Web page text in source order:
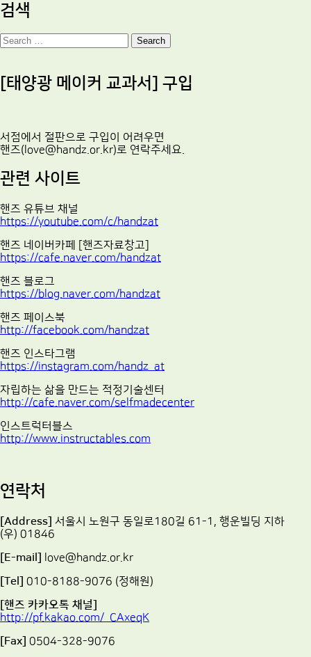
검색
Search
[태양광 메이커 교과서] 구입
서점에서 절판으로 구입이 어려우면
핸즈(love@handz.or.kr)로 연락주세요.
관련 사이트
핸즈 유튜브 채널
https://youtube.com/c/handzat
핸즈 네이버카페 [핸즈자료창고]
https://cafe.naver.com/handzat
핸즈 블로그
https://blog.naver.com/handzat
핸즈 페이스북
http://facebook.com/handzat
핸즈 인스타그램
https://instagram.com/handz_at
자립하는 삶을 만드는 적정기술센터
http://cafe.naver.com/selfmadecenter
인스트럭터블스
http://www.instructables.com
연락처
[Address] 서울시 노원구 동일로180길 61-1, 행운빌딩 지하
(우) 01846
[E-mail] love@handz.or.kr
[Tel] 010-8188-9076 (정해원)
[핸즈 카카오톡 채널]
http://pf.kakao.com/_CAxeqK
[Fax] 0504-328-9076